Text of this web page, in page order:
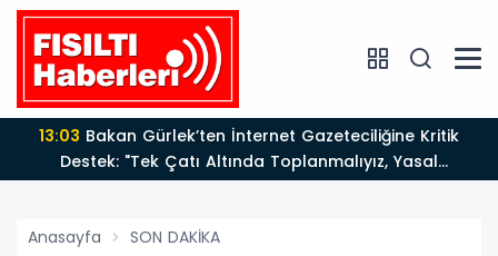
13:03
Destek: "Tek Çatı Altında Toplanmalıyız, Yasal
Düzenlemeye Hazırız"
Anasayfa SON DAKİKA